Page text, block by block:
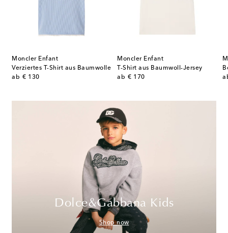
Moncler Enfant
Verziertes T-Shirt aus Baumwolle
ab € 130
original price
Moncler Enfant
T-Shirt aus Baumwoll-Jersey
ab € 170
original price
Dolce&Gabbana Kids
Shop now